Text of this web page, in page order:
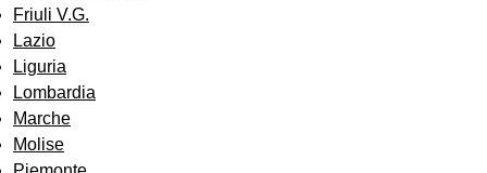
Friuli V.G.
Lazio
Liguria
Lombardia
Marche
Molise